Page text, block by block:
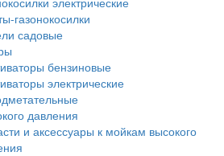
газонокосилки
садовые
бензиновые
электрические
давления
и аксессуары к мойкам высокого